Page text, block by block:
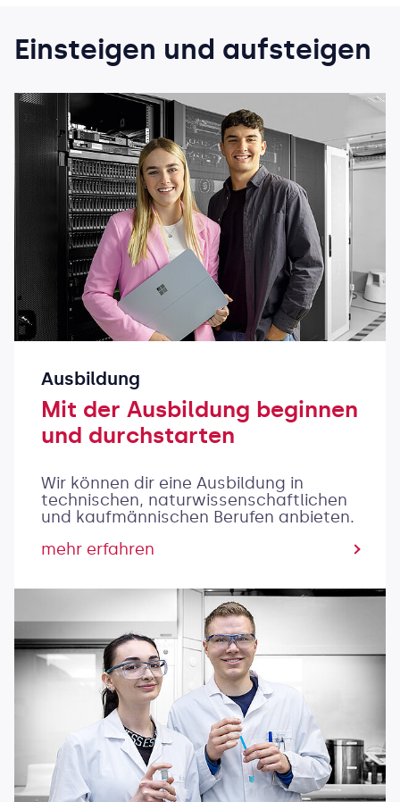
Einsteigen und aufsteigen
Ausbildung
Mit der Ausbildung beginnen
und durchstarten
Wir können dir eine Ausbildung in
technischen, naturwissenschaftlichen
und kaufmännischen Berufen anbieten.
mehr erfahren